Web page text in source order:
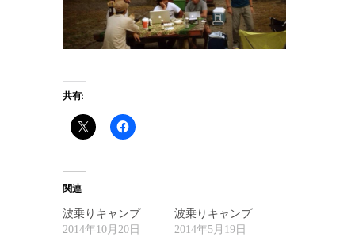
共有:
関連
波乗りキャンプ
2014年10月20日
波乗りキャンプ
2014年5月19日